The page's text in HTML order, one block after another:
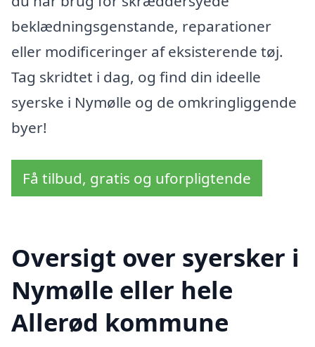
beklædningsgenstande, reparationer
eller modificeringer af eksisterende tøj.
Tag skridtet i dag, og find din ideelle
syerske i Nymølle og de omkringliggende
byer!
Få tilbud, gratis og uforpligtende
Oversigt over syersker i
Nymølle eller hele
Allerød kommune